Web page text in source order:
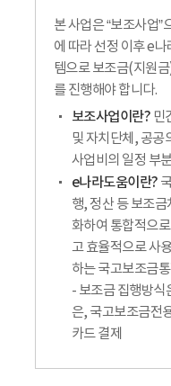
본 사업은 “보조사업”
에 따라 선정 이후 e나
템으로 보조금(지원
를 진행해야 합니다.
보조사업이란? 민
및 자치단체, 공공
사업비의 일정 부
e나라도움이란?
행, 정산 등 보조
화하여 통합적으
고 효율적으로 사
하는 국고보조금
- 보조금 집행방식
은, 국고보조금전
카드 결제